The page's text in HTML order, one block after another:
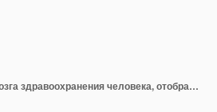
3d иллюстрация мозга здравоохранения человека, отображающая здоровье нейронных клеток, думайте об идее на заднем плане